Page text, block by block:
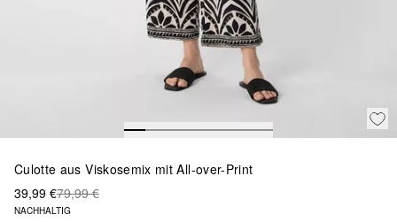
Culotte aus Viskosemix mit All-over-Print
39,99 €79,99 €
NACHHALTIG